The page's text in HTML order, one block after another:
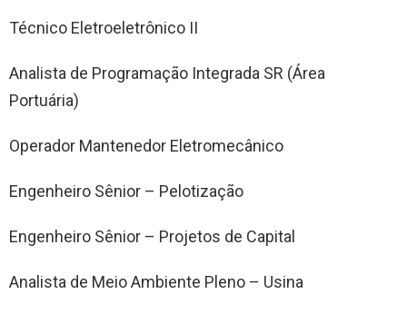
Técnico Eletroeletrônico II
Analista de Programação Integrada SR (Área
Portuária)
Operador Mantenedor Eletromecânico
Engenheiro Sênior – Pelotização
Engenheiro Sênior – Projetos de Capital
Analista de Meio Ambiente Pleno – Usina